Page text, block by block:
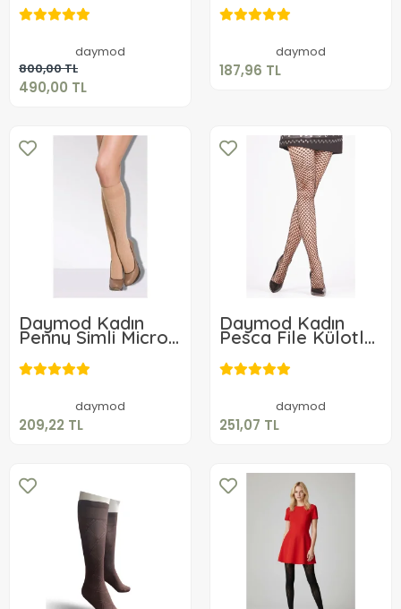
Büyük Boy 3 adet
daymod
800,00 TL
490,00 TL
490,00 TL
Sepete Ekle
Çorap
daymod
187,96 TL
187,96 TL
Daymod Kadın
Penny Simli Micro
Dizaltı Çorap
daymod
209,22 TL
209,22 TL
Daymod Kadın
Pesca File Külotlu
Çorap
daymod
251,07 TL
251,07 TL